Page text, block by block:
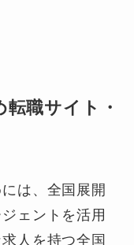
職サイト・
は、全国展開
ェントを活用
人を持つ全国